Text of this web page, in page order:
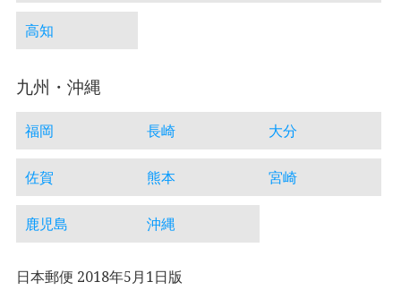
高知
九州・沖縄
福岡 長崎 大分
佐賀 熊本 宮崎
鹿児島 沖縄
日本郵便 2018年5月1日版